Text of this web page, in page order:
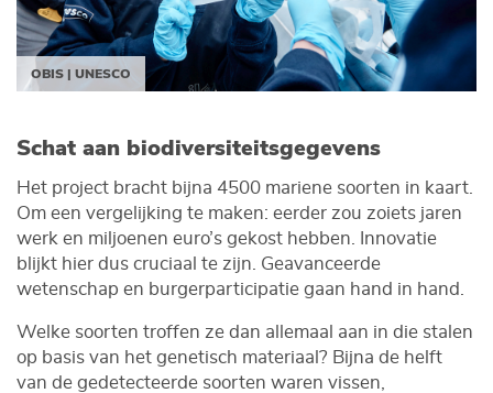
OBIS | UNESCO
Schat aan biodiversiteitsgegevens
Het project bracht bijna 4500 mariene soorten in kaart.
Om een vergelijking te maken: eerder zou zoiets jaren
werk en miljoenen euro’s gekost hebben. Innovatie
blijkt hier dus cruciaal te zijn. Geavanceerde
wetenschap en burgerparticipatie gaan hand in hand.
Welke soorten troffen ze dan allemaal aan in die stalen
op basis van het genetisch materiaal? Bijna de helft
van de gedetecteerde soorten waren vissen,